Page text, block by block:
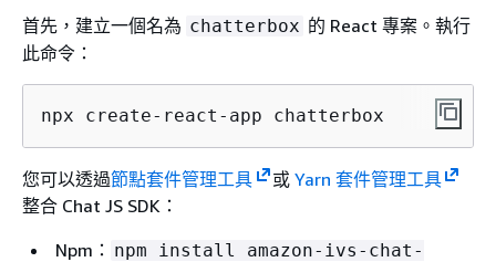
首先，建立一個名為 chatterbox 的 React 專案。執行
此命令：
npx create-react-app chatterbox
您可以透過節點套件管理工具 或 Yarn 套件管理工具
整合 Chat JS SDK：
Npm： npm install amazon-ivs-chat-